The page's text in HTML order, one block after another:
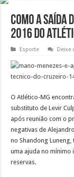
Como a
2016 do
Esporte Deixe
O Atlético-MG
substituto de Levir
após reunião com o
negativas de
no Shandong
uma ajuda no
reservas.